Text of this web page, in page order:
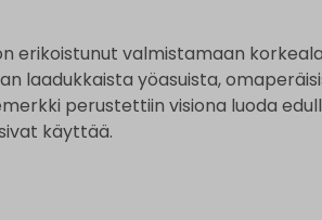
erikoistunut valmistamaan
laadukkaista yöasuista,
perustettiin visiona luoda
käyttää.